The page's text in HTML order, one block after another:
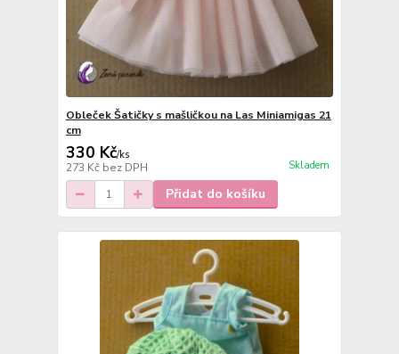
Obleček Šatičky s mašličkou na Las Miniamigas 21
cm
330 Kč/ks
273 Kč bez DPH Skladem
Přidat do košíku